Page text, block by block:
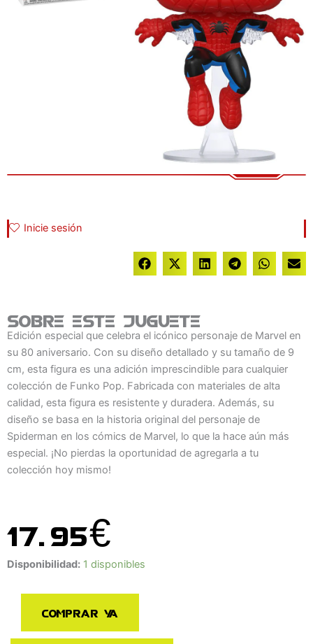
Inicie sesión
Sobre este juguete
Edición especial que celebra el icónico personaje de Marvel en
su 80 aniversario. Con su diseño detallado y su tamaño de 9
cm, esta figura es una adición imprescindible para cualquier
colección de Funko Pop. Fabricada con materiales de alta
calidad, esta figura es resistente y duradera. Además, su
diseño se basa en la historia original del personaje de
Spiderman en los cómics de Marvel, lo que la hace aún más
especial. ¡No pierdas la oportunidad de agregarla a tu
colección hoy mismo!
17.95€
Disponibilidad: 1 disponibles
Funko
Spiderman
Aniversario
Comprar ya